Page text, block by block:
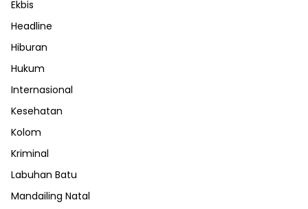
Ekbis
Headline
Hiburan
Hukum
Internasional
Kesehatan
Kolom
Kriminal
Labuhan Batu
Mandailing Natal